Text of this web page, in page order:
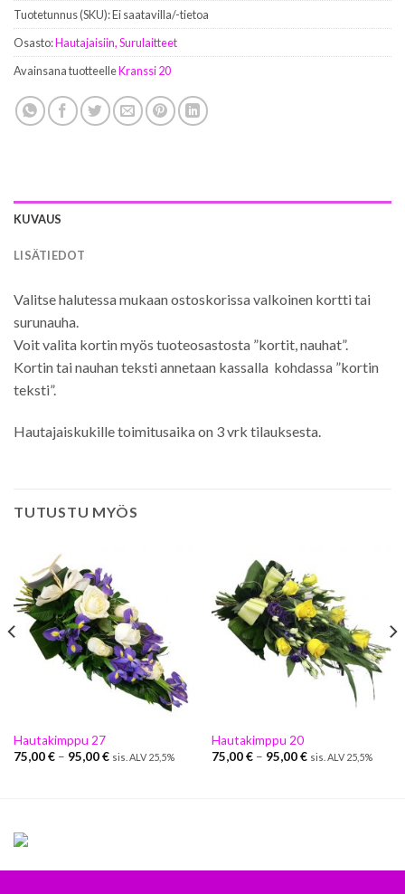
Tuotetunnus (SKU):Ei saatavilla/-tietoa
Osasto:Hautajaisiin, Surulaitteet
Avainsana tuotteelleKranssi 20
KUVAUS
LISÄTIEDOT
Valitse halutessa mukaan ostoskorissa valkoinen kortti tai
surunauha.
Voit valita kortin myös tuoteosastosta ”kortit, nauhat”.
Kortin tai nauhan teksti annetaan kassalla kohdassa ”kortin
teksti”.
Hautajaiskukille toimitusaika on 3 vrk tilauksesta.
TUTUSTU MYÖS
Hautakimppu 27
75,00€– 95,00€ sis. ALV 25,5%
Hautakimppu 20
75,00€– 95,00€ sis. ALV 25,5%